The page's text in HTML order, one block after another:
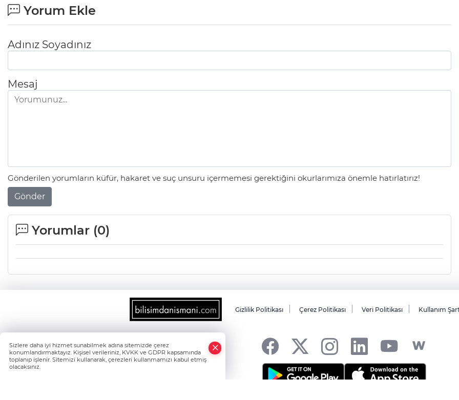
Yorum Ekle
Adınız Soyadınız
Mesaj
Gönderilen yorumların küfür, hakaret ve suç unsuru içermemesi gerektiğini okurlarımıza önemle hatırlatırız!
Gönder
Yorumlar (0)
Gizlilik Politikası Çerez Politikası Veri Politikası Kullanım
Sizlere daha iyi hizmet sunabilmek adına sitemizde çerez
konumlandırmaktayız. Kişisel verileriniz, KVKK ve GDPR kapsamında
toplanıp işlenir. Sitemizi kullanarak, çerezleri kullanmamızı kabul etmiş
olacaksınız.
Whatsapp